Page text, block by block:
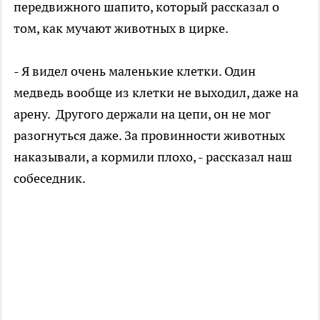
передвижного шапито, который рассказал о
том, как мучают животных в цирке.
- Я видел очень маленькие клетки. Один
медведь вообще из клетки не выходил, даже на
арену. Другого держали на цепи, он не мог
разогнуться даже. За провинности животных
наказывали, а кормили плохо, - рассказал наш
собеседник.